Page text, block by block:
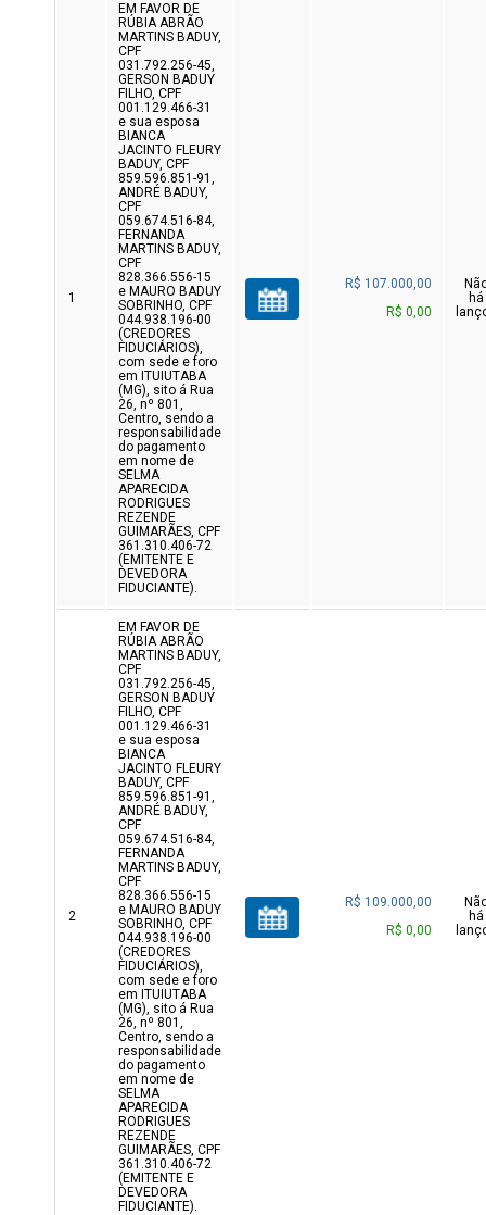
1
EM FAVOR DE
RÚBIA ABRÃO
MARTINS BADUY,
CPF
031.792.256-45,
GERSON BADUY
FILHO, CPF
001.129.466-31
e sua esposa
BIANCA
JACINTO FLEURY
BADUY, CPF
859.596.851-91,
ANDRÉ BADUY,
CPF
059.674.516-84,
FERNANDA
MARTINS BADUY,
CPF
828.366.556-15
e MAURO BADUY
SOBRINHO, CPF
044.938.196-00
(CREDORES
FIDUCIÁRIOS),
com sede e foro
em ITUIUTABA
(MG), sito á Rua
26, nº 801,
Centro, sendo a
responsabilidade
do pagamento
em nome de
SELMA
APARECIDA
RODRIGUES
REZENDE
GUIMARÃES, CPF
361.310.406-72
(EMITENTE E
DEVEDORA
FIDUCIANTE).
R$ 107.000,00
R$ 0,00
há
2
EM FAVOR DE
RÚBIA ABRÃO
MARTINS BADUY,
CPF
031.792.256-45,
GERSON BADUY
FILHO, CPF
001.129.466-31
e sua esposa
BIANCA
JACINTO FLEURY
BADUY, CPF
859.596.851-91,
ANDRÉ BADUY,
CPF
059.674.516-84,
FERNANDA
MARTINS BADUY,
CPF
828.366.556-15
e MAURO BADUY
SOBRINHO, CPF
044.938.196-00
(CREDORES
FIDUCIÁRIOS),
com sede e foro
em ITUIUTABA
(MG), sito á Rua
26, nº 801,
Centro, sendo a
responsabilidade
do pagamento
em nome de
SELMA
APARECIDA
RODRIGUES
REZENDE
GUIMARÃES, CPF
361.310.406-72
(EMITENTE E
DEVEDORA
FIDUCIANTE).
R$ 109.000,00
R$ 0,00
há